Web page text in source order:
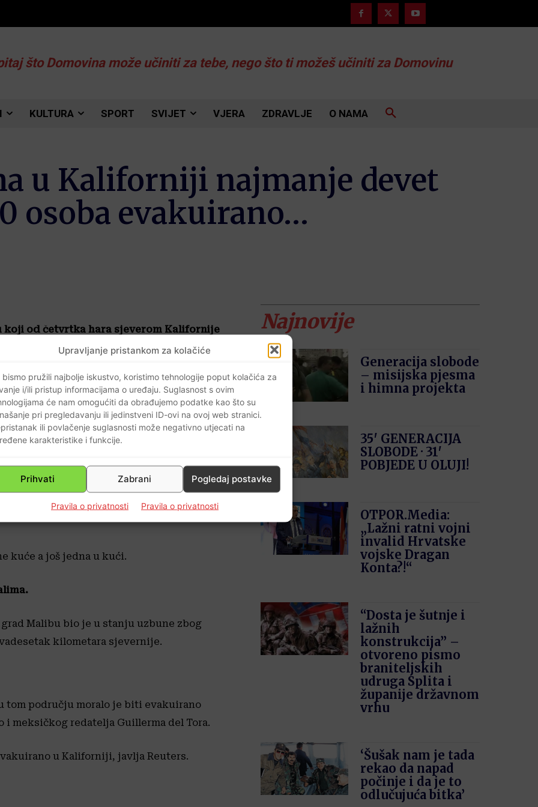
Upravljanje pristankom za kolačiće
bismo pružili najbolje iskustvo, koristimo tehnologije poput kolačića za
i/ili pristup informacijama o uređaju. Suglasnost s ovim
će nam omogućiti da obrađujemo podatke kao što su
pri pregledavanju ili jedinstveni ID-ovi na ovoj web stranici.
ili povlačenje suglasnosti može negativno utjecati na
karakteristike i funkcije.
Prihvati Zabrani Pogledaj postavke
Pravila o privatnosti Pravila o privatnosti
što Domovina može učiniti za tebe, nego što ti možeš učiniti za Domovinu
KULTURA SPORT SVIJET VJERA ZDRAVLJE O NAMA
u Kaliforniji najmanje devet
osoba evakuirano…
koji od četvrtka hara sjeverom Kalifornije
drugim požarom koji brzo
ukupno devet mrtvih”, izjavio je u petak
gradu Paradise, sjeverno od glavnog
dobilo naređenje za evakuaciju.
na obližnjem tlu. “Zbog njihovih opeklina
biti smjesta identificirane”, istaknule su u
kuće a još jedna u kući.
Malibu bio je u stanju uzbune zbog
kilometara sjevernije.
tom području moralo je biti evakuirano
i meksičkog redatelja Guillerma del Tora.
u Kaliforniji, javlja Reuters.
Najnovije
Generacija slobode
– misijska pjesma
i himna projekta
35′ GENERACIJA
SLOBODE · 31′
POBJEDE U OLUJI!
OTPOR.Media:
„Lažni ratni vojni
invalid Hrvatske
vojske Dragan
Konta?!“
“Dosta je šutnje i
lažnih
konstrukcija” –
otvoreno pismo
braniteljskih
udruga Splita i
županije državnom
vrhu
‘Šušak nam je tada
rekao da napad
počinje i da je to
odlučujuća bitka’